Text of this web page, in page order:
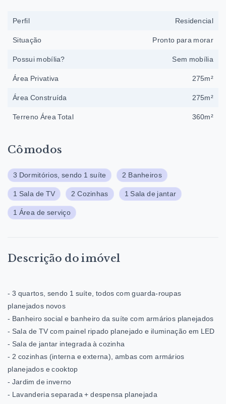
Cômodos
3 Dormitórios, sendo 1 suíte 2 Banheiros
1 Sala de TV 2 Cozinhas 1 Sala de jantar
1 Área de serviço
Descrição do imóvel
- 3 quartos, sendo 1 suíte, todos com guarda-roupas
planejados novos
- Banheiro social e banheiro da suíte com armários planejados
- Sala de TV com painel ripado planejado e iluminação em LED
- Sala de jantar integrada à cozinha
- 2 cozinhas (interna e externa), ambas com armários
planejados e cooktop
- Jardim de inverno
- Lavanderia separada + despensa planejada
Perfil Residencial
Situação Pronto para morar
Possui mobília? Sem mobília
Área Privativa 275m²
Área Construída 275m²
Terreno Área Total 360m²